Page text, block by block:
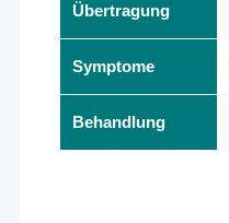
Übertragung
Symptome
Behandlung